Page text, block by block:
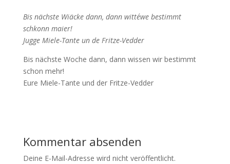
Bis nächste Wiäcke dann, dann witte´we bestimmt
schkonn maier!
Jugge Miele-Tante un de Fritze-Vedder
Bis nächste Woche dann, dann wissen wir bestimmt
schon mehr!
Eure Miele-Tante und der Fritze-Vedder
Kommentar absenden
Deine E-Mail-Adresse wird nicht veröffentlicht.